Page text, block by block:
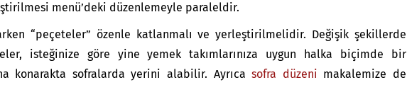
menü’deki düzenlemeyle paraleldir.
“peçeteler” özenle katlanmalı ve yerleştirilmelidir. Değişik şekillerde
isteğinize göre yine yemek takımlarınıza uygun halka biçimde bir
konarakta sofralarda yerini alabilir. Ayrıcasofra düzeni makalemize de